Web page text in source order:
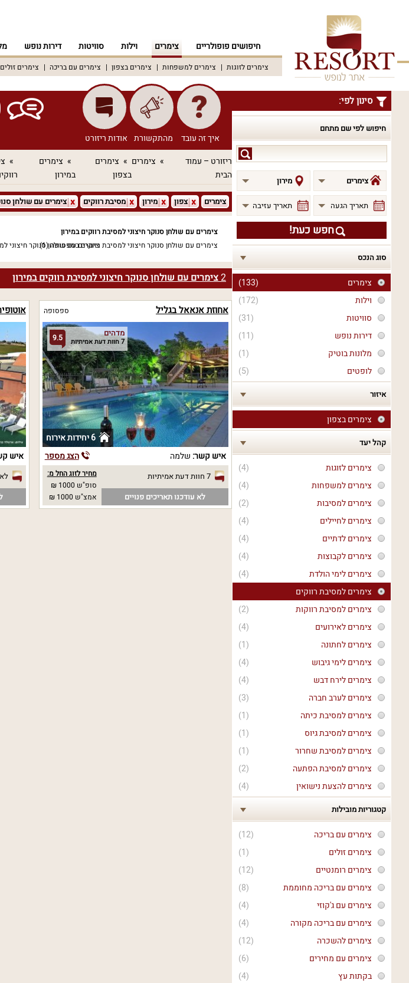
חיפושים פופולריים צימרים וילות סוויטות דירות נופש
צימרים לזוגות צימרים למשפחות צימרים בצפון צימרים עם בריכה צימרים זולים
סינון לפי:
חיפוש לפי שם מתחם
לפי
שם
מתחם
צימרים מירון
תאריך הגעה תאריך עזיבה
חפש כעת!
סוג הנכס
(133)
צימרים
(172)
וילות
(31)
סוויטות
(11)
דירות נופש
(1)
מלונות בוטיק
(5)
לופטים
איזור
צימרים בצפון
קהל יעד
(4)
צימרים לזוגות
(4)
צימרים למשפחות
(2)
צימרים למסיבות
(4)
צימרים לחיילים
(4)
צימרים לדתיים
(4)
צימרים לקבוצות
(4)
צימרים לימי הולדת
צימרים למסיבת רווקים
(2)
צימרים למסיבת רווקות
(4)
צימרים לאירועים
(1)
צימרים לחתונה
(4)
צימרים לימי גיבוש
(4)
צימרים לירח דבש
(3)
צימרים לערב חברה
(1)
צימרים למסיבת כיתה
(1)
צימרים למסיבת גיוס
(1)
צימרים למסיבת שחרור
(2)
צימרים למסיבת הפתעה
(4)
צימרים להצעת נישואין
קטגוריות מובילות
(12)
צימרים עם בריכה
(1)
צימרים זולים
(12)
צימרים רומנטיים
(8)
צימרים עם בריכה מחוממת
(4)
צימרים עם ג'קוזי
(4)
צימרים עם בריכה מקורה
(12)
צימרים להשכרה
(6)
צימרים עם מחירים
(4)
בקתות עץ
איך זה עובד מהתקשורת אודות ריזורט
ריזורט – עמוד
הבית
צימרים
צימרים
בצפון
צימרים
במירון
צימרים צפון מירון מסיבת רווקים צימרים עם שולחן
צימרים עם שולחן סנוקר חיצוני למסיבת רווקים במירון
צימרים עם שולחן סנוקר חיצוני למסיבת רווקים בספסופה(1)
צימרים עם שולחן סנוקר חיצוני
2צימרים עם שולחן סנוקר חיצוני למסיבת רווקים במירון
אחוזת אנאאל בגליל ספסופה
9.5 מדהים
7 חוות דעת אמיתיות
6 יחידות אירוח
איש קשר: שלמה הצג מספר
7 חוות דעת אמיתיות
לא עודכנו תאריכים פנויים
מחיר לזוג החל מ:
סופ"ש 1000 ₪
אמצ"ש 1000 ₪
איש